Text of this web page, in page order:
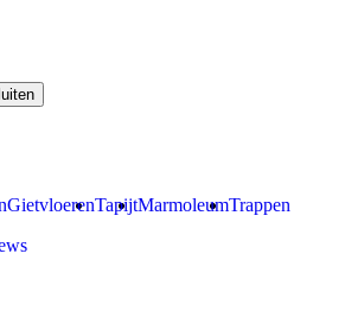
GietvloerenTapijtMarmoleumTrappen